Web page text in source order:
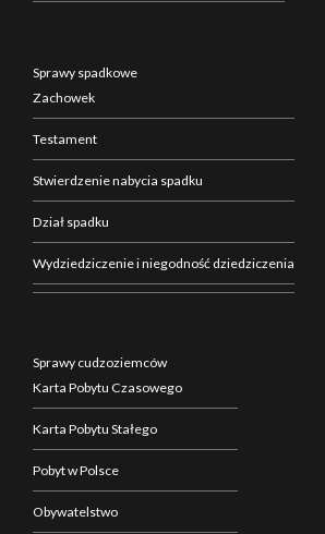
Sprawy spadkowe
Zachowek
Testament
Stwierdzenie nabycia spadku
Dział spadku
Wydziedziczenie i niegodność dziedziczenia
Sprawy cudzoziemców
Karta Pobytu Czasowego
Karta Pobytu Stałego
Pobyt w Polsce
Obywatelstwo